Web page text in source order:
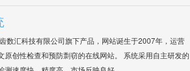
数汇科技有限公司旗下产品，网站诞生于2007年，运营
原创性检查和预防剽窃的在线网站。 系统采用自主研发的